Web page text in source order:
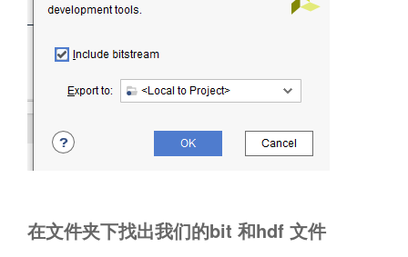
在文件夹下找出我们的bit 和hdf 文件